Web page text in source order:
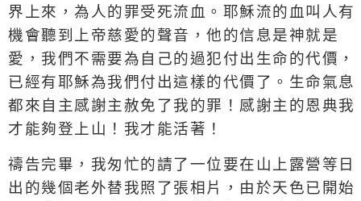
界上來，為人的罪受死流血。耶穌流的血叫人有
機會聽到上帝慈愛的聲音，他的信息是神就是
愛，我們不需要為自己的過犯付出生命的代價，
已經有耶穌為我們付出這樣的代價了。生命氣息
都來自主感謝主赦免了我的罪！感謝主的恩典我
才能夠登上山！我才能活著！
禱告完畢，我匆忙的請了一位要在山上露營等日
出的幾個老外替我照了張相片，由於天色已開始